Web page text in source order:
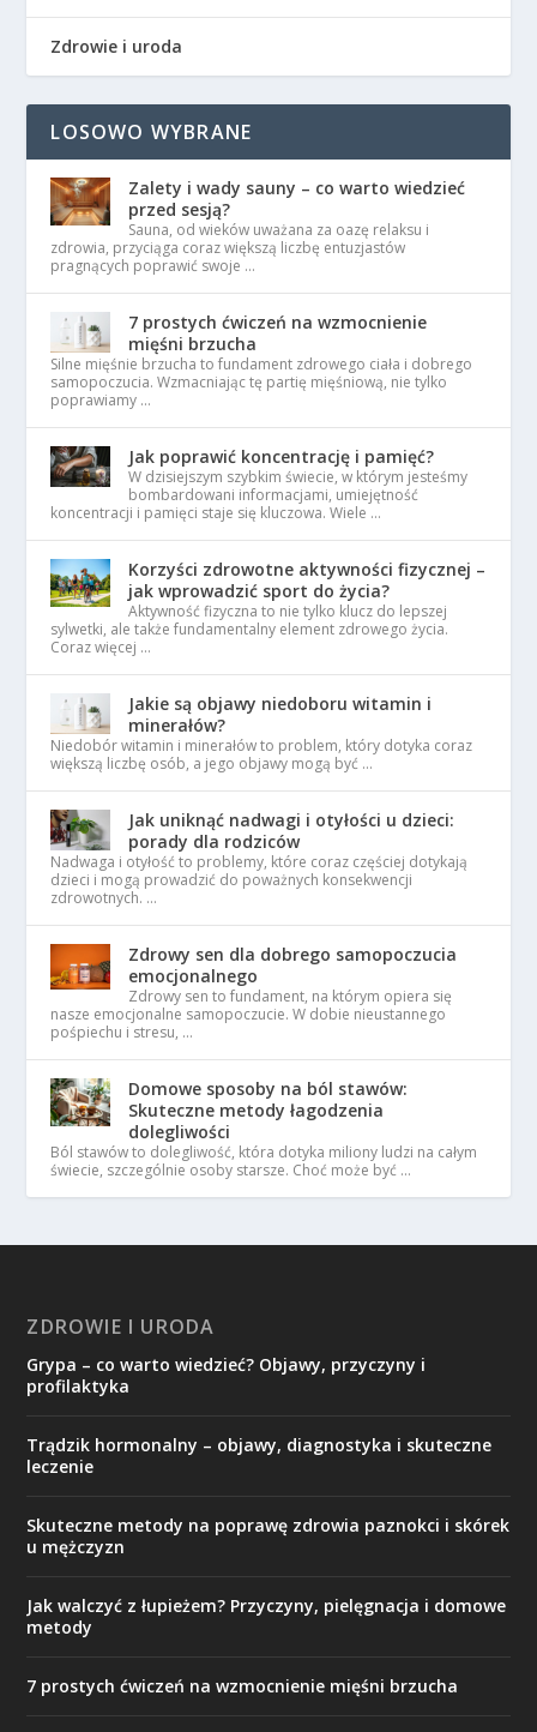
Zdrowie i uroda
LOSOWO WYBRANE
Zalety i wady sauny – co warto wiedzieć
przed sesją?
Sauna, od wieków uważana za oazę relaksu i
zdrowia, przyciąga coraz większą liczbę entuzjastów
pragnących poprawić swoje …
7 prostych ćwiczeń na wzmocnienie
mięśni brzucha
Silne mięśnie brzucha to fundament zdrowego ciała i dobrego
samopoczucia. Wzmacniając tę partię mięśniową, nie tylko
poprawiamy …
Jak poprawić koncentrację i pamięć?
W dzisiejszym szybkim świecie, w którym jesteśmy
bombardowani informacjami, umiejętność
koncentracji i pamięci staje się kluczowa. Wiele …
Korzyści zdrowotne aktywności fizycznej –
jak wprowadzić sport do życia?
Aktywność fizyczna to nie tylko klucz do lepszej
sylwetki, ale także fundamentalny element zdrowego życia.
Coraz więcej …
Jakie są objawy niedoboru witamin i
minerałów?
Niedobór witamin i minerałów to problem, który dotyka coraz
większą liczbę osób, a jego objawy mogą być …
Jak uniknąć nadwagi i otyłości u dzieci:
porady dla rodziców
Nadwaga i otyłość to problemy, które coraz częściej dotykają
dzieci i mogą prowadzić do poważnych konsekwencji
zdrowotnych. …
Zdrowy sen dla dobrego samopoczucia
emocjonalnego
Zdrowy sen to fundament, na którym opiera się
nasze emocjonalne samopoczucie. W dobie nieustannego
pośpiechu i stresu, …
Domowe sposoby na ból stawów:
Skuteczne metody łagodzenia
dolegliwości
Ból stawów to dolegliwość, która dotyka miliony ludzi na całym
świecie, szczególnie osoby starsze. Choć może być …
ZDROWIE I URODA
Grypa – co warto wiedzieć? Objawy, przyczyny i
profilaktyka
Trądzik hormonalny – objawy, diagnostyka i skuteczne
leczenie
Skuteczne metody na poprawę zdrowia paznokci i skórek
u mężczyzn
Jak walczyć z łupieżem? Przyczyny, pielęgnacja i domowe
metody
7 prostych ćwiczeń na wzmocnienie mięśni brzucha